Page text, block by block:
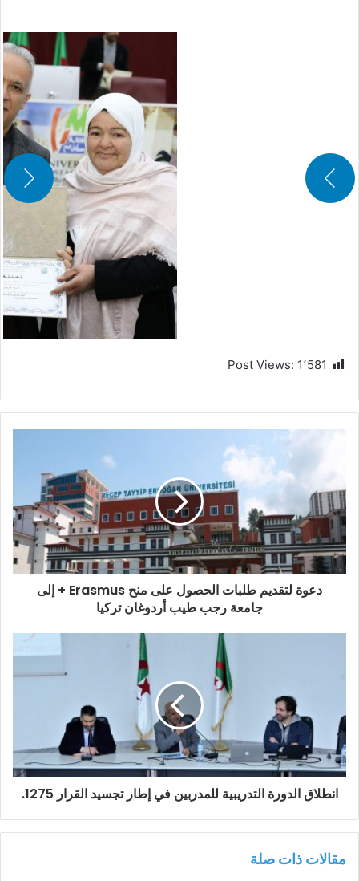
Post Views: 1٬581
دعوة لتقديم طلبات الحصول على منح Erasmus + إلى
جامعة رجب طيب أردوغان تركيا
انطلاق الدورة التدريبية للمدربين في إطار تجسيد القرار 1275.
مقالات ذات صلة